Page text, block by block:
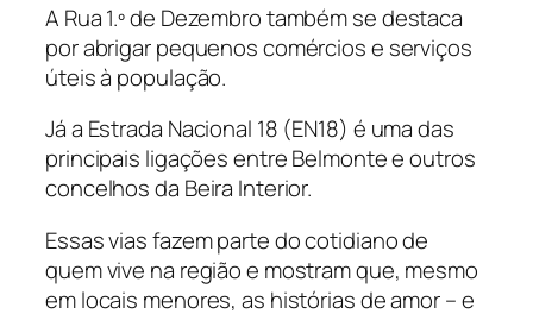
A Rua 1.º de Dezembro também se destaca
por abrigar pequenos comércios e serviços
úteis à população.
Já a Estrada Nacional 18 (EN18) é uma das
principais ligações entre Belmonte e outros
concelhos da Beira Interior.
Essas vias fazem parte do cotidiano de
quem vive na região e mostram que, mesmo
em locais menores, as histórias de amor – e